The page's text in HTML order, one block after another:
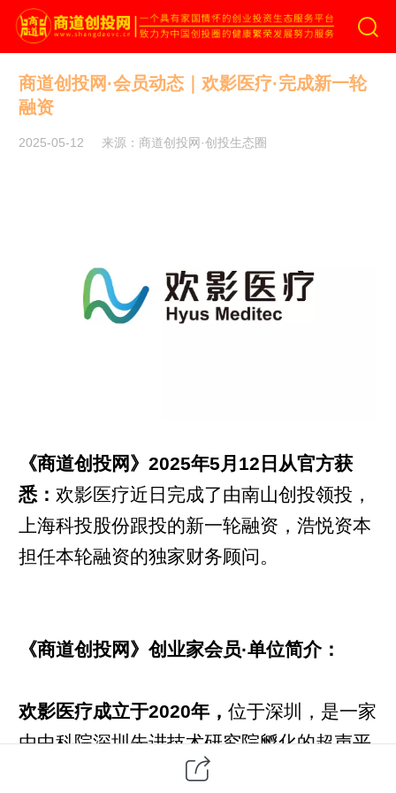
商道创投网
商道创投网·会员动态｜欢影医疗·完成新一轮
融资
2025-05-12 来源：商道创投网·创投生态圈
《商道创投网》2025年5月12日从官方获
悉： 欢影医疗近日完成了由南山创投领投，
上海科投股份跟投的新一轮融资，浩悦资本
担任本轮融资的独家财务顾问。
《商道创投网》创业家会员·单位简介：
欢影医疗成立于2020年， 位于深圳，是一家
由中科院深圳先进技术研究院孵化的超声平
台型企业。公司专注于超声换能器、有源介